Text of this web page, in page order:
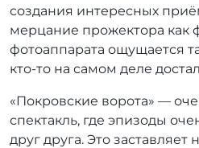
создания интересных
мерцание прожектора как
фотоаппарата ощущается
кто-то на самом деле
«Покровские ворота» —
спектакль, где эпизоды
друг друга. Это заставляет